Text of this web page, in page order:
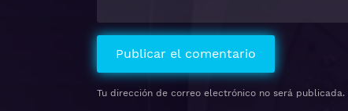
Tu dirección de correo electrónico no será publicada.